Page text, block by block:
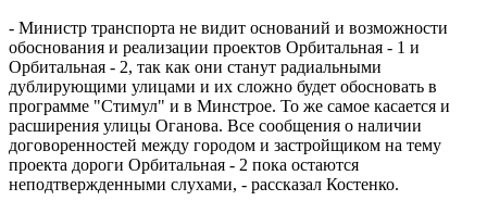
- Министр транспорта не видит оснований и возможности
обоснования и реализации проектов Орбитальная - 1 и
Орбитальная - 2, так как они станут радиальными
дублирующими улицами и их сложно будет обосновать в
программе "Стимул" и в Минстрое. То же самое касается и
расширения улицы Оганова. Все сообщения о наличии
договоренностей между городом и застройщиком на тему
проекта дороги Орбитальная - 2 пока остаются
неподтвержденными слухами, - рассказал Костенко.